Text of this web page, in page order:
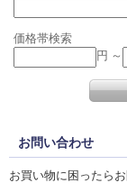
価格帯検索
円 ～
お問い合わせ
お買い物に困ったら